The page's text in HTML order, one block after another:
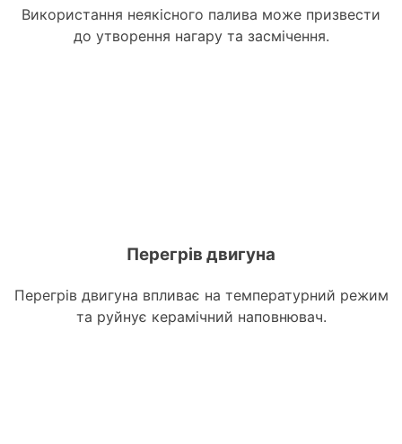
Використання неякісного палива може призвести
до утворення нагару та засмічення.
Перегрів двигуна
Перегрів двигуна впливає на температурний режим
та руйнує керамічний наповнювач.